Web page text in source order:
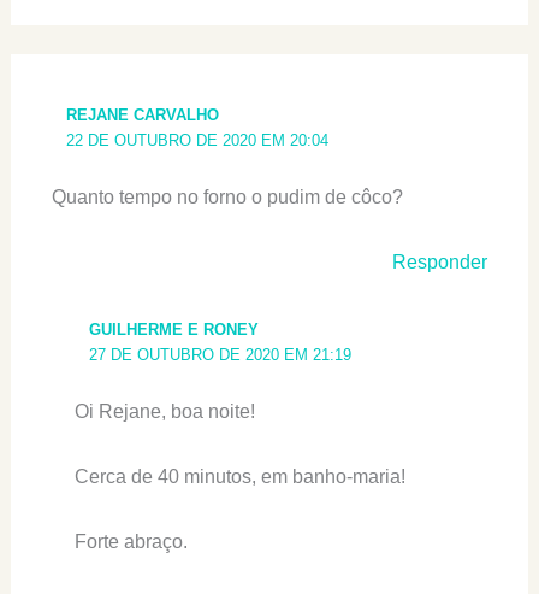
REJANE CARVALHO
22 DE OUTUBRO DE 2020 EM 20:04
Quanto tempo no forno o pudim de côco?
Responder
GUILHERME E RONEY
27 DE OUTUBRO DE 2020 EM 21:19
Oi Rejane, boa noite!
Cerca de 40 minutos, em banho-maria!
Forte abraço.